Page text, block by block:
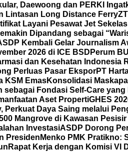
Daewoong dan PERKI
Lintasan Long Distance Ferry
Layani Pesawat Jet
Dipandang sebagai
Kembali Gelar Journalism
2026 di ICE BSD Perum
dan Kesehatan Indonesia
Perluas Pasar EksporPT
KSM EmasKonsolidasi
Fondasi Self-Care
Aset PropertiGHES
Daya Saing melalui
Mangrove di Kawasan
InvestasiASDP Dorong
Presiden Menko PMK Pratikno:
Rapat Kerja dengan Komisi VI